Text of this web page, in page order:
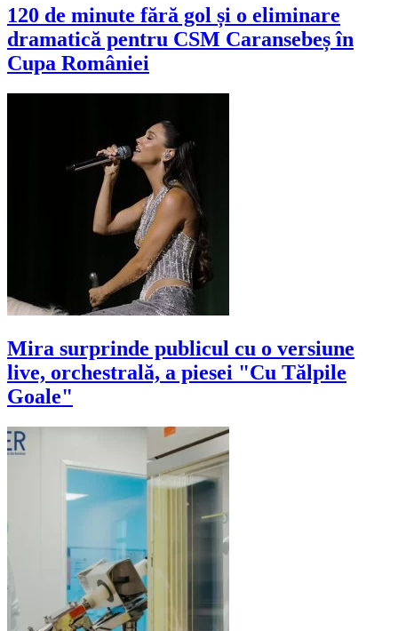
120 de minute fără gol și o eliminare
dramatică pentru CSM Caransebeș în
Cupa României
Mira surprinde publicul cu o versiune
live, orchestrală, a piesei "Cu Tălpile
Goale"